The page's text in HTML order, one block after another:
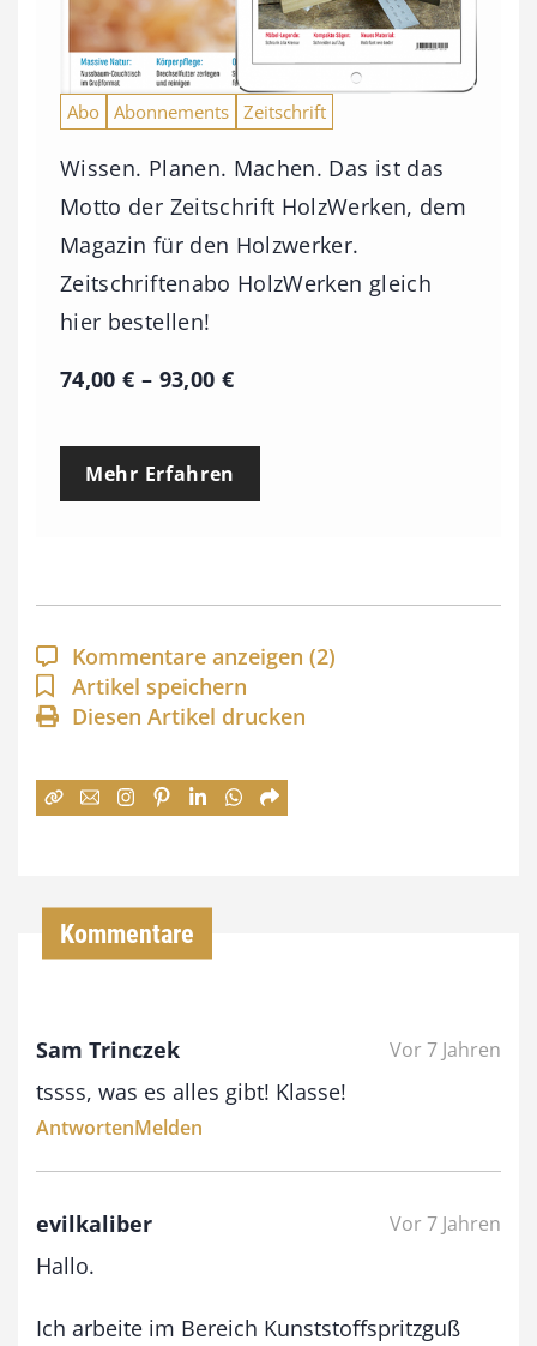
Abo Abonnements Zeitschrift
Wissen. Planen. Machen. Das ist das
Motto der Zeitschrift HolzWerken, dem
Magazin für den Holzwerker.
Zeitschriftenabo HolzWerken gleich
hier bestellen!
74,00€ – 93,00 €P
e
p
a
n
n
:
b
0
Mehr Erfahren
Kommentare anzeigen (2)
Artikel speichern
Diesen Artikel drucken
Kommentare
Sam Trinczek Vor 7 Jahren
tssss, was es alles gibt! Klasse!
AntwortenMelden
evilkaliber Vor 7 Jahren
Hallo.
Ich arbeite im Bereich Kunststoffspritzguß